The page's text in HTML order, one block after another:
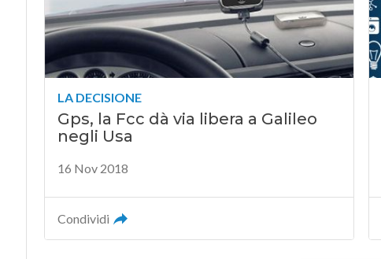
LA DECISIONE
Gps, la Fcc dà via libera a Galileo
negli Usa
16 Nov 2018
Condividi